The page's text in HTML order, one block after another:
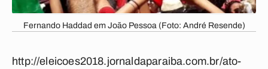
Fernando Haddad em João Pessoa (Foto: André Resende)
http://eleicoes2018.jornaldaparaiba.com.br/ato-